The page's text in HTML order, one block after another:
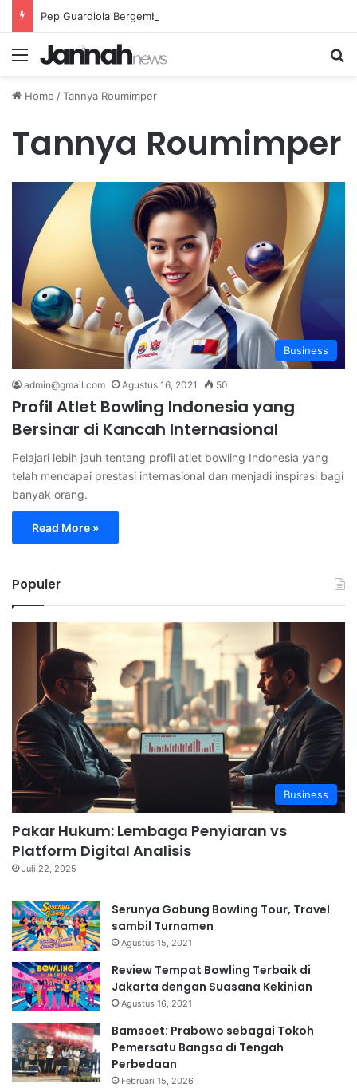
Menu
Home /Tannya Roumimper
Tannya Roumimper
Business
admin@gmail.com Agustus 16, 2021 50
Profil Atlet Bowling Indonesia yang
Bersinar di Kancah Internasional
Pelajari lebih jauh tentang profil atlet bowling Indonesia yang
telah mencapai prestasi internasional dan menjadi inspirasi bagi
banyak orang.
Read More »
Populer
Business
Pakar Hukum: Lembaga Penyiaran vs
Platform Digital Analisis
Juli 22, 2025
Serunya Gabung Bowling Tour, Travel
sambil Turnamen
Agustus 15, 2021
Review Tempat Bowling Terbaik di
Jakarta dengan Suasana Kekinian
Agustus 16, 2021
Bamsoet: Prabowo sebagai Tokoh
Pemersatu Bangsa di Tengah
Perbedaan
Februari 15, 2026